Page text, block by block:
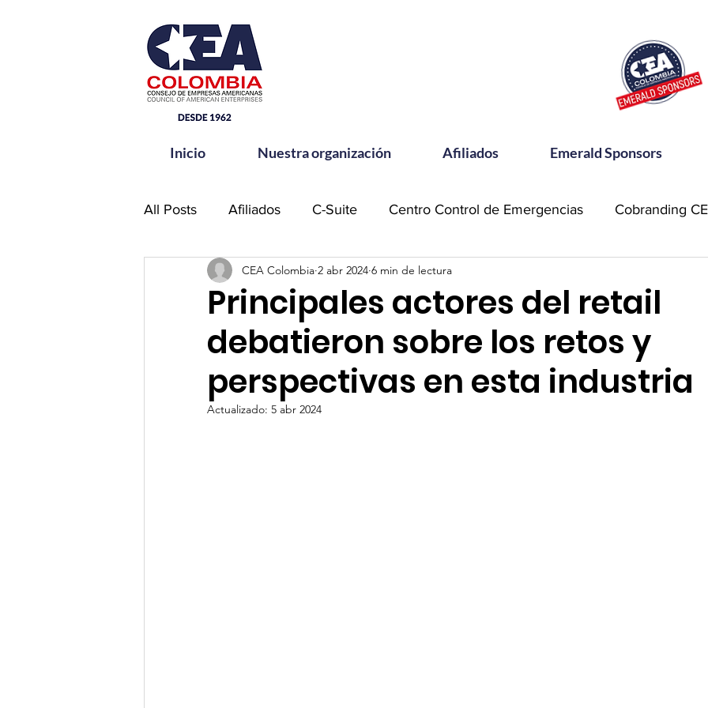
Inicio Nuestra organización Afiliados Emerald Sponsors
All Posts Afiliados C-Suite Centro Control de Emergencias Cobranding
Comité de Seguridad CEA-OSAC Community Meets
Hands for Change Networking CEA Power Talks Reconocimientos
Clima de Negocios
Principales actores del retail
debatieron sobre los retos y
perspectivas en esta industria
CEA Colombia 2 abr 2024 6 min de lectura
Actualizado: 5 abr 2024